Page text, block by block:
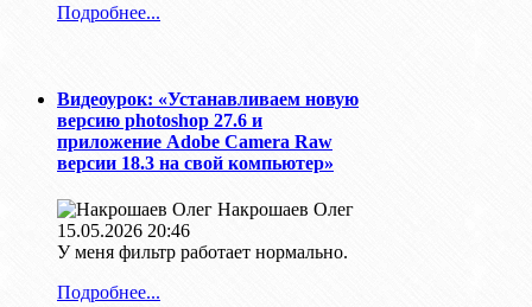
Подробнее...
Видеоурок: «Устанавливаем новую
версию photoshop 27.6 и
приложение Adobe Camera Raw
версии 18.3 на свой компьютер»
Накрошаев Олег
15.05.2026 20:46
У меня фильтр работает нормально.
Подробнее...